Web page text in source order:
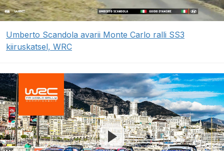
Umberto Scandola avarii Monte Carlo ralli SS3
kiiruskatsel, WRC